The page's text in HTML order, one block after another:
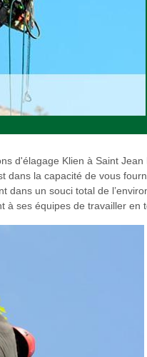
d'élagage Klien à Saint
dans la capacité de vous
dans un souci total de
ses équipes de travailler